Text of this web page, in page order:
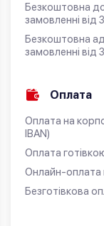
Безкоштовна
замовленні від
Безкоштовна
замовленні від
Оплата
Оплата на
IBAN)
Оплата
Онлайн-оплата
Безготівкова